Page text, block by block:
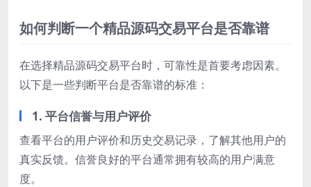
如何判断一个精品源码交易平台是否靠谱
在选择精品源码交易平台时，可靠性是首要考虑因素。
以下是一些判断平台是否靠谱的标准：
1. 平台信誉与用户评价
查看平台的用户评价和历史交易记录，了解其他用户的
真实反馈。信誉良好的平台通常拥有较高的用户满意
度。